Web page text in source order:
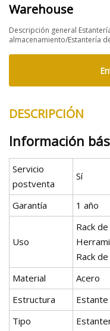
Warehouse
Descripción general
almacenamiento/Estantería
DESCRIPCIÓN
Información
Servicio
postventa
Sí
Garantía 1 año
Uso
Rack
Rack
Material
Acero
Estructura
Estante
Tipo